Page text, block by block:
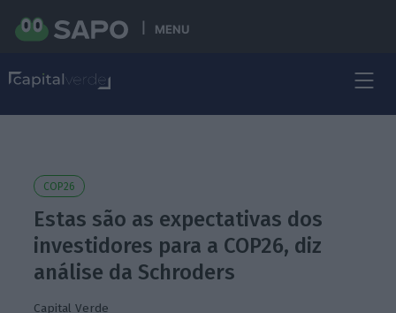
MENU
COP26
Estas são as expectativas dos
investidores para a COP26, diz
análise da Schroders
Capital Verde